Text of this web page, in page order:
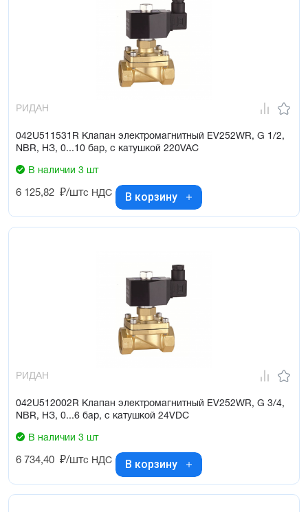
РИДАН
042U511531R Клапан электромагнитный EV252WR, G 1/2,
NBR, НЗ, 0...10 бар, с катушкой 220VAC
В наличии 3 шт
6 125,82 ₽/штс НДС В корзину
РИДАН
042U512002R Клапан электромагнитный EV252WR, G 3/4,
NBR, НЗ, 0...6 бар, с катушкой 24VDC
В наличии 3 шт
6 734,40 ₽/штс НДС В корзину